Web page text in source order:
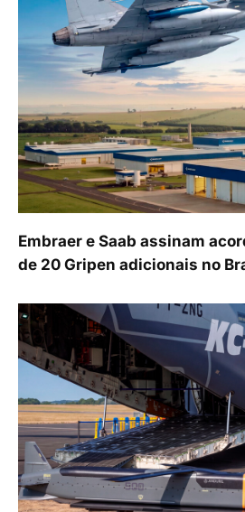
Embraer e Saab assinam
de 20 Gripen adicionais no